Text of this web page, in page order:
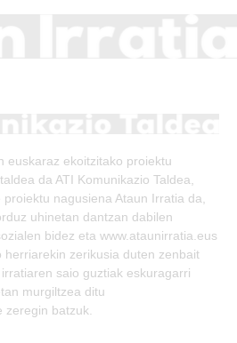
euskaraz ekoitzitako proiektu
da ATI Komunikazio Taldea,
nagusiena Ataun Irratia da,
uhinetan dantzan dabilen
bidez eta www.ataunirratia.eus
herriarekin zerikusia duten zenbait
saio guztiak eskuragarri
murgiltzea ditu
zeregin batzuk.